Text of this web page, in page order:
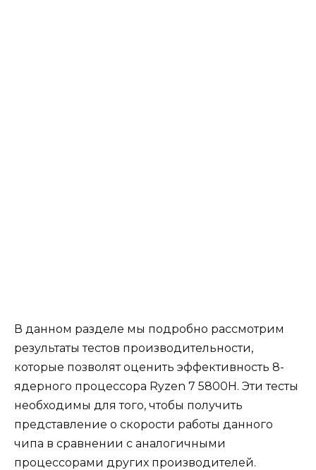
В данном разделе мы подробно рассмотрим
результаты тестов производительности,
которые позволят оценить эффективность 8-
ядерного процессора Ryzen 7 5800H. Эти тесты
необходимы для того, чтобы получить
представление о скорости работы данного
чипа в сравнении с аналогичными
процессорами других производителей.